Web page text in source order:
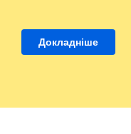
Докладніше